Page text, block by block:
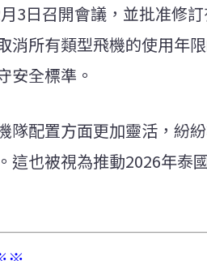
3日召開會議，並批准修
消所有類型飛機的使用年
安全標準。
隊配置方面更加靈活，紛
這也被視為推動2026年泰